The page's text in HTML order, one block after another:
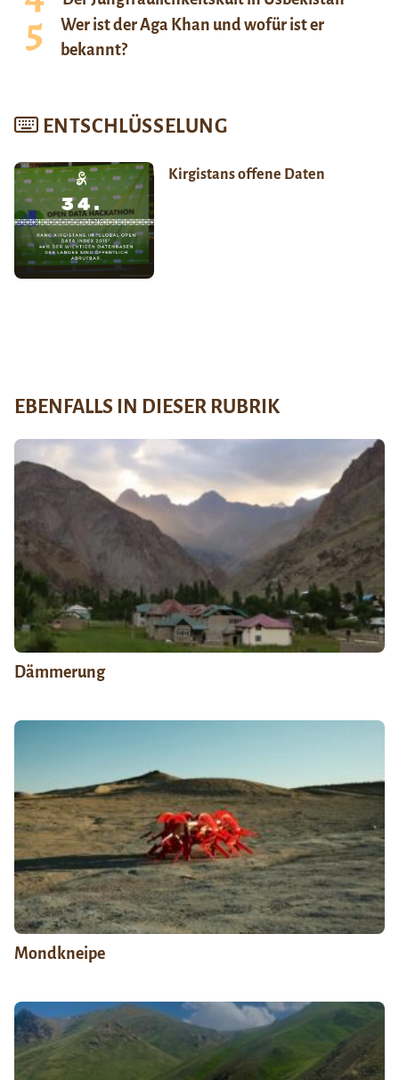
Wer ist der Aga Khan und wofür ist er
bekannt?
ENTSCHLÜSSELUNG
Kirgistans offene Daten
EBENFALLS IN DIESER RUBRIK
Dämmerung
Mondkneipe